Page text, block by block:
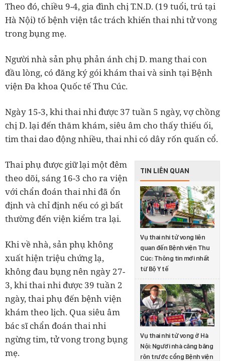
Theo đó, chiều 9-4, gia đình chị T.N.D. (19 tuổi, trú tại
Hà Nội) tố bệnh viện tắc trách khiến thai nhi tử vong
trong bụng mẹ.
Người nhà sản phụ phản ánh chị D. mang thai con
đầu lòng, có đăng ký gói khám thai và sinh tại Bệnh
viện Đa khoa Quốc tế Thu Cúc.
Ngày 15-3, khi thai nhi được 37 tuần 5 ngày, vợ chồng
chị D. lại đến thăm khám, siêu âm cho thấy thiếu ối,
tim thai dao động nhiều, thai nhi có dây rốn quấn cổ.
TIN LIÊN QUAN
Vụ thai nhi tử vong liên
quan đến Bệnh viện Thu
Cúc: Thông tin mới nhất
từ Bộ Y tế
Vụ thai nhi tử vong ở Hà
Nội: Người nhà căng băng
rôn trước cổng Bệnh viện
Thai phụ được giữ lại một đêm
theo dõi, sáng 16-3 cho ra viện
với chẩn đoán thai nhi đã ổn
định và chỉ định nếu có gì bất
thường đến viện kiểm tra lại.
Khi về nhà, sản phụ không
xuất hiện triệu chứng lạ,
không đau bụng nên ngày 27-
3, khi thai nhi được 39 tuần 2
ngày, thai phụ đến bệnh viện
khám theo lịch. Qua siêu âm
bác sĩ chẩn đoán thai nhi
ngừng tim, tử vong trong bụng
mẹ.